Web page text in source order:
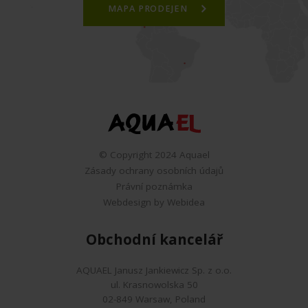
MAPA PRODEJEN
© Copyright 2024 Aquael
Zásady ochrany osobních údajů
Právní poznámka
Webdesign by Webidea
Obchodní kancelář
AQUAEL Janusz Jankiewicz Sp. z o.o.
ul. Krasnowolska 50
02-849 Warsaw, Poland